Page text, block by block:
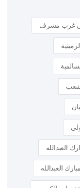
غرب مشرف
العبدالله
العبدالله